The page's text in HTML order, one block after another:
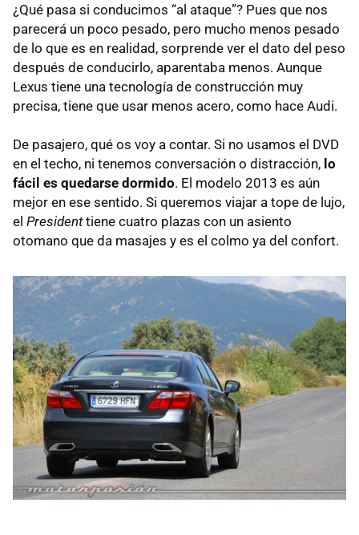
¿Qué pasa si conducimos “al ataque”? Pues que nos
parecerá un poco pesado, pero mucho menos pesado
de lo que es en realidad, sorprende ver el dato del peso
después de conducirlo, aparentaba menos. Aunque
Lexus tiene una tecnología de construcción muy
precisa, tiene que usar menos acero, como hace Audi.
De pasajero, qué os voy a contar. Si no usamos el DVD
en el techo, ni tenemos conversación o distracción, lo
fácil es quedarse dormido. El modelo 2013 es aún
mejor en ese sentido. Si queremos viajar a tope de lujo,
el Presidenttiene cuatro plazas con un asiento
otomano que da masajes y es el colmo ya del confort.